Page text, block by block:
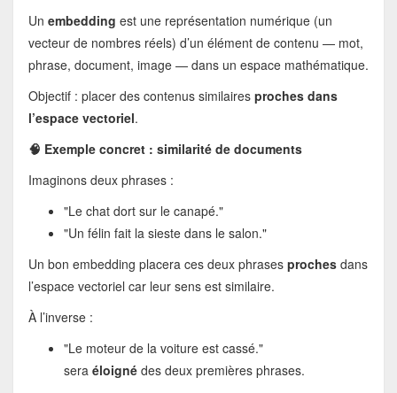
Un embedding est une représentation numérique (un
vecteur de nombres réels) d’un élément de contenu — mot,
phrase, document, image — dans un espace mathématique.
Objectif : placer des contenus similaires proches dans
l’espace vectoriel.
🧠 Exemple concret : similarité de documents
Imaginons deux phrases :
"Le chat dort sur le canapé."
"Un félin fait la sieste dans le salon."
Un bon embedding placera ces deux phrases prochesdans
l’espace vectoriel car leur sens est similaire.
À l’inverse :
"Le moteur de la voiture est cassé."
sera éloignédes deux premières phrases.